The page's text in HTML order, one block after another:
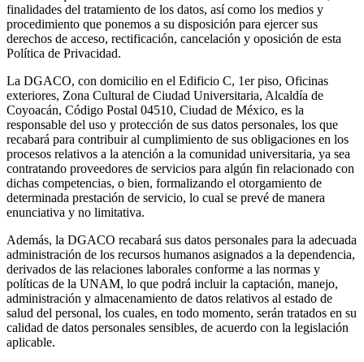
finalidades del tratamiento de los datos, así como los medios y
procedimiento que ponemos a su disposición para ejercer sus
derechos de acceso, rectificación, cancelación y oposición de esta
Política de Privacidad.
La DGACO, con domicilio en el Edificio C, 1er piso, Oficinas
exteriores, Zona Cultural de Ciudad Universitaria, Alcaldía de
Coyoacán, Código Postal 04510, Ciudad de México, es la
responsable del uso y protección de sus datos personales, los que
recabará para contribuir al cumplimiento de sus obligaciones en los
procesos relativos a la atención a la comunidad universitaria, ya sea
contratando proveedores de servicios para algún fin relacionado con
dichas competencias, o bien, formalizando el otorgamiento de
determinada prestación de servicio, lo cual se prevé de manera
enunciativa y no limitativa.
Además, la DGACO recabará sus datos personales para la adecuada
administración de los recursos humanos asignados a la dependencia,
derivados de las relaciones laborales conforme a las normas y
políticas de la UNAM, lo que podrá incluir la captación, manejo,
administración y almacenamiento de datos relativos al estado de
salud del personal, los cuales, en todo momento, serán tratados en su
calidad de datos personales sensibles, de acuerdo con la legislación
aplicable.